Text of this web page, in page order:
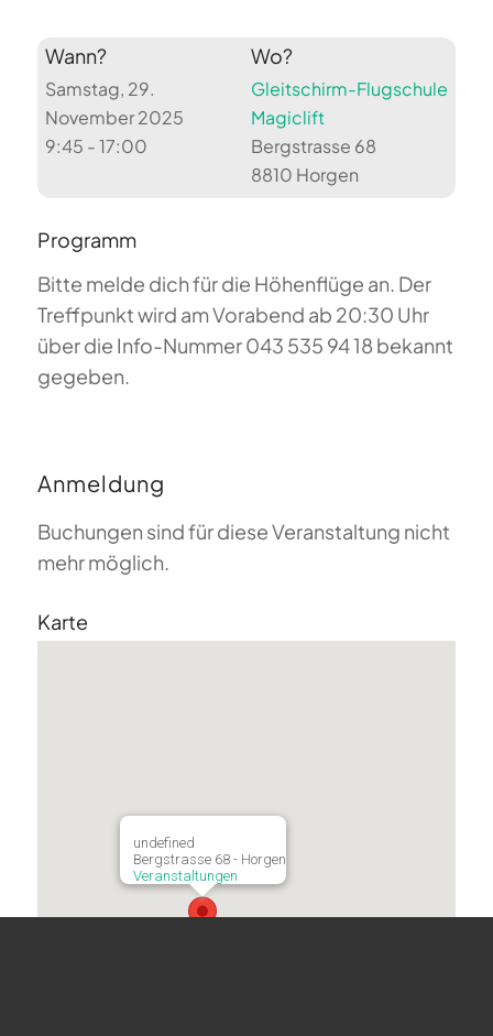
Wann?
Samstag, 29.
November 2025
9:45 - 17:00
Wo?
Gleitschirm-Flugschule
Magiclift
Bergstrasse 68
8810 Horgen
Programm
Bitte melde dich für die Höhenflüge an. Der
Treffpunkt wird am Vorabend ab 20:30 Uhr
über die Info-Nummer 043 535 94 18 bekannt
gegeben.
Anmeldung
Buchungen sind für diese Veranstaltung nicht
mehr möglich.
Karte
undefined
Bergstrasse 68 - Horgen
Veranstaltungen